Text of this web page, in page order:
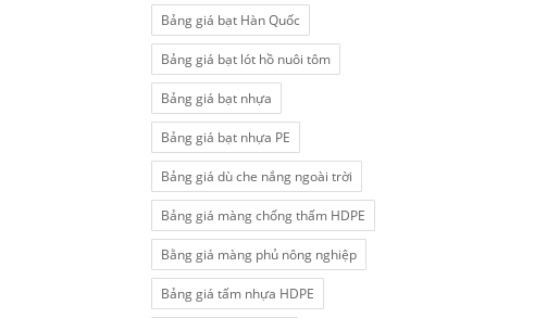
Bảng giá bạt Hàn Quốc
Bảng giá bạt lót hồ nuôi tôm
Bảng giá bạt nhựa
Bảng giá bạt nhựa PE
Bảng giá dù che nắng ngoài trời
Bảng giá màng chống thấm HDPE
Bằng giá màng phủ nông nghiệp
Bảng giá tấm nhựa HDPE